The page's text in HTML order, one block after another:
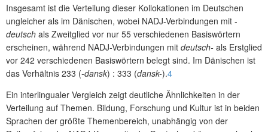
Insgesamt ist die Verteilung dieser Kollokationen im Deutschen
ungleicher als im Dänischen, wobei NADJ-Verbindungen mit -
deutsch als Zweitglied vor nur 55 verschiedenen Basiswörtern
erscheinen, während NADJ-Verbindungen mit deutsch- als Erstglied
vor 242 verschiedenen Basiswörtern belegt sind. Im Dänischen ist
das Verhältnis 233 (-dansk) : 333 (dansk-).4
Ein interlingualer Vergleich zeigt deutliche Ähnlichkeiten in der
Verteilung auf Themen. Bildung, Forschung und Kultur ist in beiden
Sprachen der größte Themenbereich, unabhängig von der